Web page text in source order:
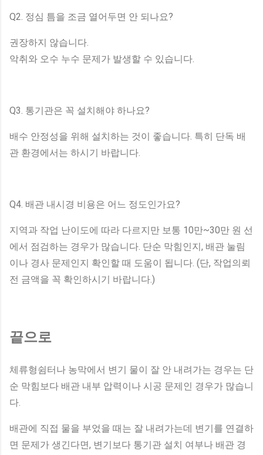
Q2. 정심 틈을 조금 열어두면 안 되나요?
권장하지 않습니다.
악취와 오수 누수 문제가 발생할 수 있습니다.
Q3. 통기관은 꼭 설치해야 하나요?
배수 안정성을 위해 설치하는 것이 좋습니다. 특히 단독 배
관 환경에서는 하시기 바랍니다.
Q4. 배관 내시경 비용은 어느 정도인가요?
지역과 작업 난이도에 따라 다르지만 보통 10만~30만 원 선
에서 점검하는 경우가 많습니다. 단순 막힘인지, 배관 눌림
이나 경사 문제인지 확인할 때 도움이 됩니다. (단, 작업의뢰
전 금액을 꼭 확인하시기 바랍니다.)
끝으로
체류형쉼터나 농막에서 변기 물이 잘 안 내려가는 경우는 단
순 막힘보다 배관 내부 압력이나 시공 문제인 경우가 많습니
다.
배관에 직접 물을 부었을 때는 잘 내려가는데 변기를 연결하
면 문제가 생긴다면, 변기보다 통기관 설치 여부나 배관 경